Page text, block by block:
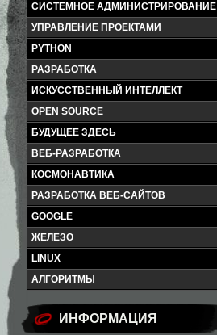
СИСТЕМНОЕ АДМИНИСТРИРОВАНИЕ
УПРАВЛЕНИЕ ПРОЕКТАМИ
PYTHON
РАЗРАБОТКА
ИСКУССТВЕННЫЙ ИНТЕЛЛЕКТ
OPEN SOURCE
БУДУЩЕЕ ЗДЕСЬ
ВЕБ-РАЗРАБОТКА
КОСМОНАВТИКА
РАЗРАБОТКА ВЕБ-САЙТОВ
GOOGLE
ЖЕЛЕЗО
LINUX
АЛГОРИТМЫ
ИНФОРМАЦИЯ